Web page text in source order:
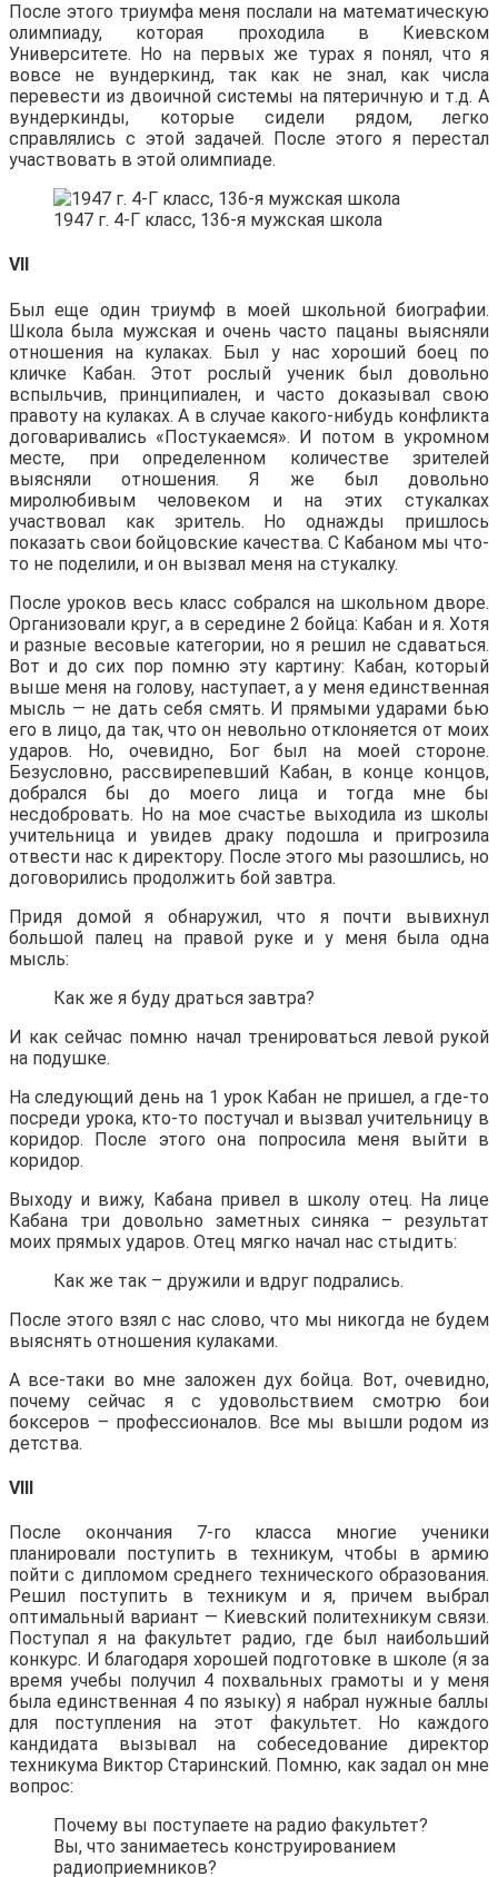
После этого триумфа меня послали на математическую
олимпиаду, которая проходила в Киевском
Университете. Но на первых же турах я понял, что я
вовсе не вундеркинд, так как не знал, как числа
перевести из двоичной системы на пятеричную и т.д. А
вундеркинды, которые сидели рядом, легко
справлялись с этой задачей. После этого я перестал
участвовать в этой олимпиаде.
1947 г. 4-Г класс, 136-я мужская школа
VII
Был еще один триумф в моей школьной биографии.
Школа была мужская и очень часто пацаны выясняли
отношения на кулаках. Был у нас хороший боец по
кличке Кабан. Этот рослый ученик был довольно
вспыльчив, принципиален, и часто доказывал свою
правоту на кулаках. А в случае какого-нибудь конфликта
договаривались «Постукаемся». И потом в укромном
месте, при определенном количестве зрителей
выясняли отношения. Я же был довольно
миролюбивым человеком и на этих стукалках
участвовал как зритель. Но однажды пришлось
показать свои бойцовские качества. С Кабаном мы что-
то не поделили, и он вызвал меня на стукалку.
После уроков весь класс собрался на школьном дворе.
Организовали круг, а в середине 2 бойца: Кабан и я. Хотя
и разные весовые категории, но я решил не сдаваться.
Вот и до сих пор помню эту картину: Кабан, который
выше меня на голову, наступает, а у меня единственная
мысль — не дать себя смять. И прямыми ударами бью
его в лицо, да так, что он невольно отклоняется от моих
ударов. Но, очевидно, Бог был на моей стороне.
Безусловно, рассвирепевший Кабан, в конце концов,
добрался бы до моего лица и тогда мне бы
несдобровать. Но на мое счастье выходила из школы
учительница и увидев драку подошла и пригрозила
отвести нас к директору. После этого мы разошлись, но
договорились продолжить бой завтра.
Придя домой я обнаружил, что я почти вывихнул
большой палец на правой руке и у меня была одна
мысль:
Как же я буду драться завтра?
И как сейчас помню начал тренироваться левой рукой
на подушке.
На следующий день на 1 урок Кабан не пришел, а где-то
посреди урока, кто-то постучал и вызвал учительницу в
коридор. После этого она попросила меня выйти в
коридор.
Выходу и вижу, Кабана привел в школу отец. На лице
Кабана три довольно заметных синяка – результат
моих прямых ударов. Отец мягко начал нас стыдить:
Как же так – дружили и вдруг подрались.
После этого взял с нас слово, что мы никогда не будем
выяснять отношения кулаками.
А все-таки во мне заложен дух бойца. Вот, очевидно,
почему сейчас я с удовольствием смотрю бои
боксеров – профессионалов. Все мы вышли родом из
детства.
VIII
После окончания 7-го класса многие ученики
планировали поступить в техникум, чтобы в армию
пойти с дипломом среднего технического образования.
Решил поступить в техникум и я, причем выбрал
оптимальный вариант — Киевский политехникум связи.
Поступал я на факультет радио, где был наибольший
конкурс. И благодаря хорошей подготовке в школе (я за
время учебы получил 4 похвальных грамоты и у меня
была единственная 4 по языку) я набрал нужные баллы
для поступления на этот факультет. Но каждого
кандидата вызывал на собеседование директор
техникума Виктор Старинский. Помню, как задал он мне
вопрос:
Почему вы поступаете на радио факультет?
Вы, что занимаетесь конструированием
радиоприемников?